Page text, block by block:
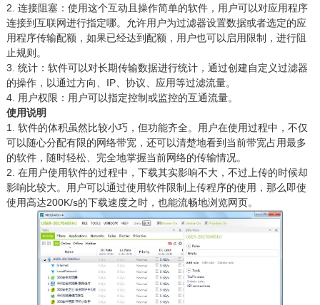
2. 连接阻塞：使用这个互动且操作简单的软件，用户可以对应用程序
连接到互联网进行指定哪。允许用户为过滤器设置数据或者选定的应
用程序传输配额，如果已经达到配额，用户也可以启用限制，进行阻
止规则。
3. 统计：软件可以对长期传输数据进行统计，通过创建自定义过滤器
的操作，以通过方向、IP、协议、应用等过滤流量。
4. 用户权限：用户可以指定控制或监控的互通流量。
使用说明
1. 软件的体积虽然比较小巧，但功能齐全。用户在使用过程中，不仅
可以随心分配有限的网络带宽，还可以清楚地看到当前带宽占用最多
的软件，随时轻松、完全地掌握当前网络的传输情况。
2. 在用户使用软件的过程中，下载其实影响不大，不过上传的时候却
影响比较大。用户可以通过使用软件限制上传程序的使用，那么即使
使用高达200K/s的下载速度之时，也能流畅地浏览网页。